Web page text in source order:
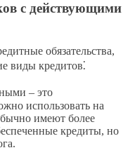
с действующими
обязательства,
виды кредитов⁚
‒ это
использовать на
имеют более
кредиты, но